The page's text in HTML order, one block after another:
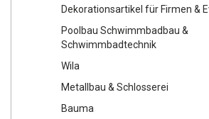
Dekorationsartikel für Firmen &
Poolbau Schwimmbadbau &
Schwimmbadtechnik
Wila
Metallbau & Schlosserei
Bauma